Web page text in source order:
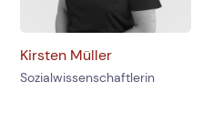
Kirsten Müller
Sozialwissenschaftlerin